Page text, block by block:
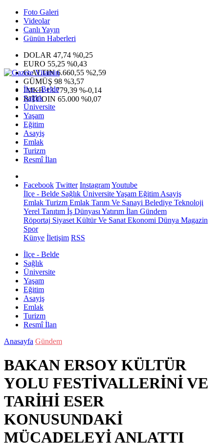
Foto Galeri
Videolar
Canlı Yayın
Günün Haberleri
DOLAR 47,74 %0,25
EURO 55,25 %0,43
G.ALTIN6.660,55 %2,59
GÜMÜŞ 98 %3,57
IMKB13.779,39 %-0,14
BITCOIN 65.000 %0,07
İlçe - Belde
Sağlık
Üniversite
Yaşam
Eğitim
Asayiş
Emlak
Turizm
Resmî İlan
Facebook Twitter InstagramYoutube
İlçe - Belde Sağlık ÜniversiteYaşam Eğitim Asayiş
Emlak Turizm Emlak Tarım Ve Sanayi Belediye Teknoloji
Yerel Tanıtım İş Dünyası Yatırım İlan Gündem
Röportaj Siyaset Kültür Ve Sanat Ekonomi Dünya Magazin
Spor
Künye İletişim RSS
İlçe - Belde
Sağlık
Üniversite
Yaşam
Eğitim
Asayiş
Emlak
Turizm
Resmî İlan
Anasayfa Gündem
BAKAN ERSOY KÜLTÜR
YOLU FESTİVALLERİNİ VE
TARİHİ ESER
KONUSUNDAKİ
MÜCADELEYİ ANLATTI